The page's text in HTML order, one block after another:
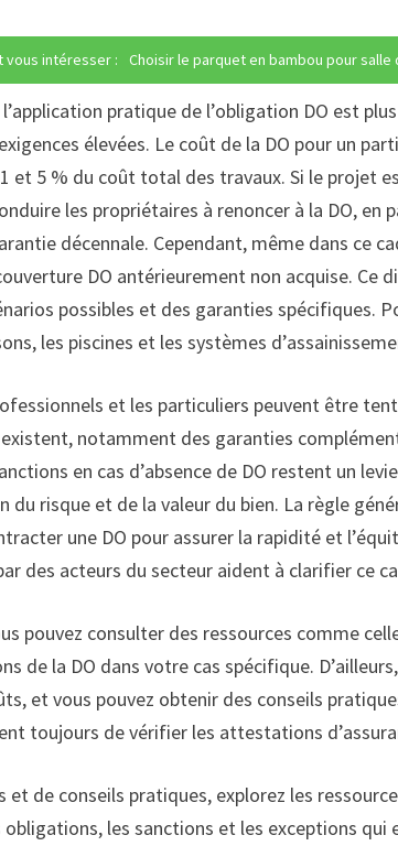
vous intéresser : Choisir le parquet en bambou pour
pratique de l’obligation DO est
élevées. Le coût de la DO pour un
et 5 % du coût total des travaux. Si le projet
les propriétaires à renoncer à la DO,
décennale. Cependant, même dans ce
DO antérieurement non acquise.
possibles et des garanties spécifiques.
les piscines et les systèmes
et les particuliers peuvent être
notamment des garanties
en cas d’absence de DO restent un
du risque et de la valeur du bien. La règle
une DO pour assurer la rapidité et
des acteurs du secteur aident à clarifier ce
pouvez consulter des ressources comme
de la DO dans votre cas spécifique.
et vous pouvez obtenir des conseils
toujours de vérifier les attestations
et de conseils pratiques, explorez les
les sanctions et les exceptions